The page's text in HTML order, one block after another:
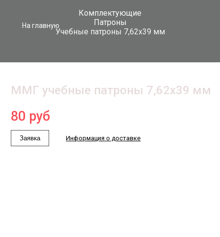
Комплектующие
Патроны
Учебные патроны 7,62х39 мм
На главную
ММГ учебные патроны 7,62х39 мм
80 руб
Заявка Информация о доставке